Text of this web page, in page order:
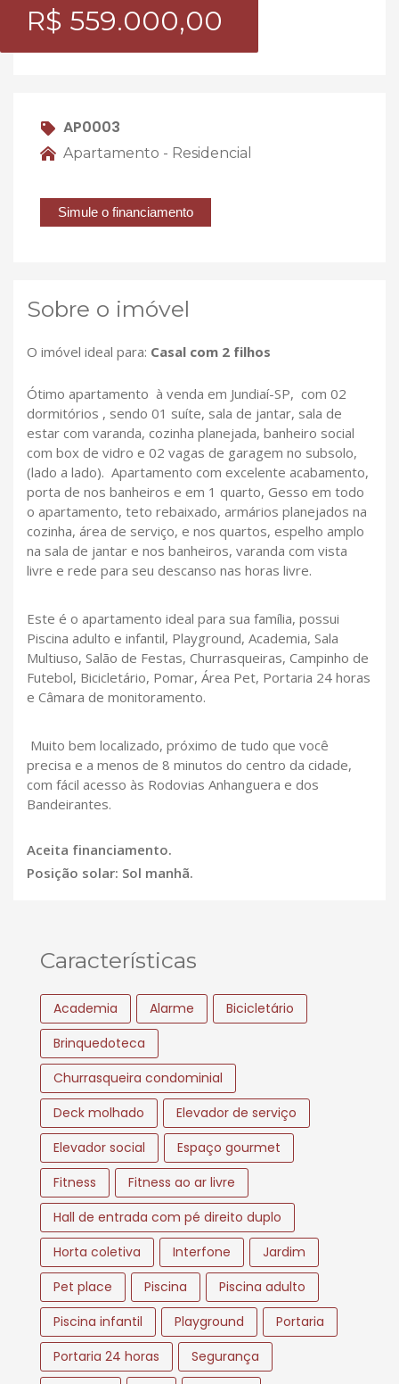
R$ 559.000,00
AP0003
Apartamento - Residencial
Simule o financiamento
Sobre o imóvel
O imóvel ideal para: Casal com 2 filhos
Ótimo apartamento à venda em Jundiaí-SP, com 02
dormitórios , sendo 01 suíte, sala de jantar, sala de
estar com varanda, cozinha planejada, banheiro social
com box de vidro e 02 vagas de garagem no subsolo,
(lado a lado). Apartamento com excelente acabamento,
porta de nos banheiros e em 1 quarto, Gesso em todo
o apartamento, teto rebaixado, armários planejados na
cozinha, área de serviço, e nos quartos, espelho amplo
na sala de jantar e nos banheiros, varanda com vista
livre e rede para seu descanso nas horas livre.
Este é o apartamento ideal para sua família, possui
Piscina adulto e infantil, Playground, Academia, Sala
Multiuso, Salão de Festas, Churrasqueiras, Campinho de
Futebol, Bicicletário, Pomar, Área Pet, Portaria 24 horas
e Câmara de monitoramento.
Muito bem localizado, próximo de tudo que você
precisa e a menos de 8 minutos do centro da cidade,
com fácil acesso às Rodovias Anhanguera e dos
Bandeirantes.
Aceita financiamento.
Posição solar: Sol manhã.
Características
Academia Alarme
Bicicletário
Brinquedoteca
Churrasqueira condominial
Deck molhado
Elevador de serviço
Elevador social
Espaço gourmet
Fitness
Fitness ao ar livre
Hall de entrada com pé direito duplo
Horta coletiva
Interfone
Jardim
Pet place
Piscina
Piscina adulto
Piscina infantil
Playground
Portaria
Portaria 24 horas
Segurança